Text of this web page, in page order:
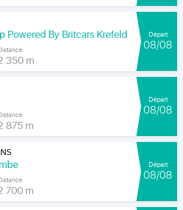
Powered By Britcars Krefeld
350 m
Départ
08/08
875 m
Départ
08/08
700 m
Départ
08/08